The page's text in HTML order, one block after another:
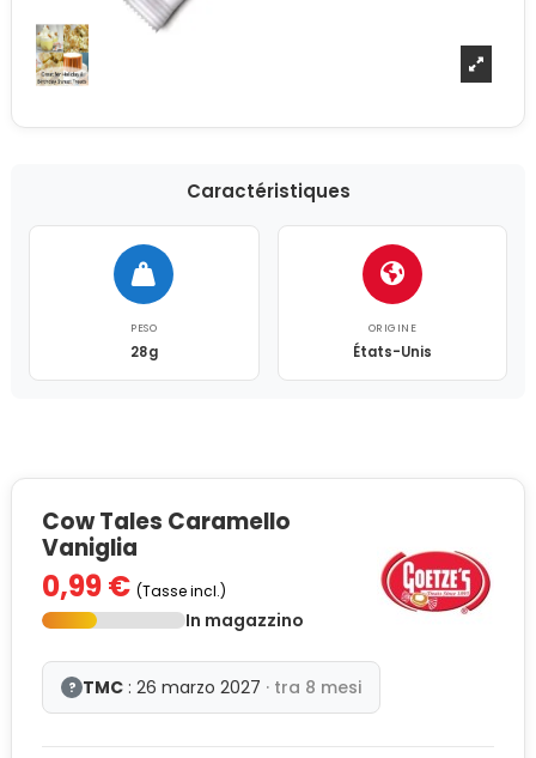
Caractéristiques
PESO
28g
ORIGINE
États-Unis
Cow Tales Caramello
Vaniglia
0,99 € (Tasse incl.)
In magazzino
? TMC : 26 marzo 2027 · tra 8 mesi